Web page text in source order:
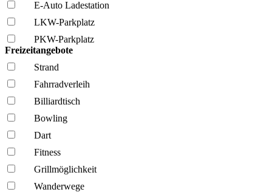
E-Auto Ladestation
LKW-Parkplatz
PKW-Parkplatz
Freizeitangebote
Strand
Fahrrad­verleih
Billiardtisch
Bowling
Dart
Fitness
Grillmöglich­keit
Wanderwege